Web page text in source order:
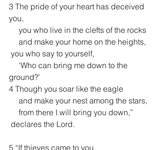
3 The pride of your heart has deceived
you,
     you who live in the clefts of the rocks
     and make your home on the heights,
you who say to yourself,
ground?’
4 Though you soar like the eagle
     and make your nest among the stars,
     from there I will bring you down,”
declares the Lord.
5 “If thieves came to you,